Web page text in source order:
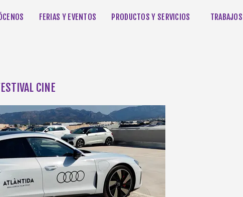
FERIAS Y EVENTOS PRODUCTOS Y SERVICIOS TRABAJOS
CINE